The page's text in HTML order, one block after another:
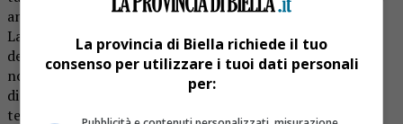
anche nel capoluogo di provincia.
La presunta vittima aveva fornito una sommaria
descrizione dei due rapinatori. Ma qualcosa sin da subito
non aveva convinto gli inquirenti. Sono state raccolte le
dichiarazioni dei testimoni ed acquisite le immagini delle
telecamere dei sistemi di videosorveglianza pubblici e
La provincia di Biella richiede il tuo
consenso per utilizzare i tuoi dati personali
per: